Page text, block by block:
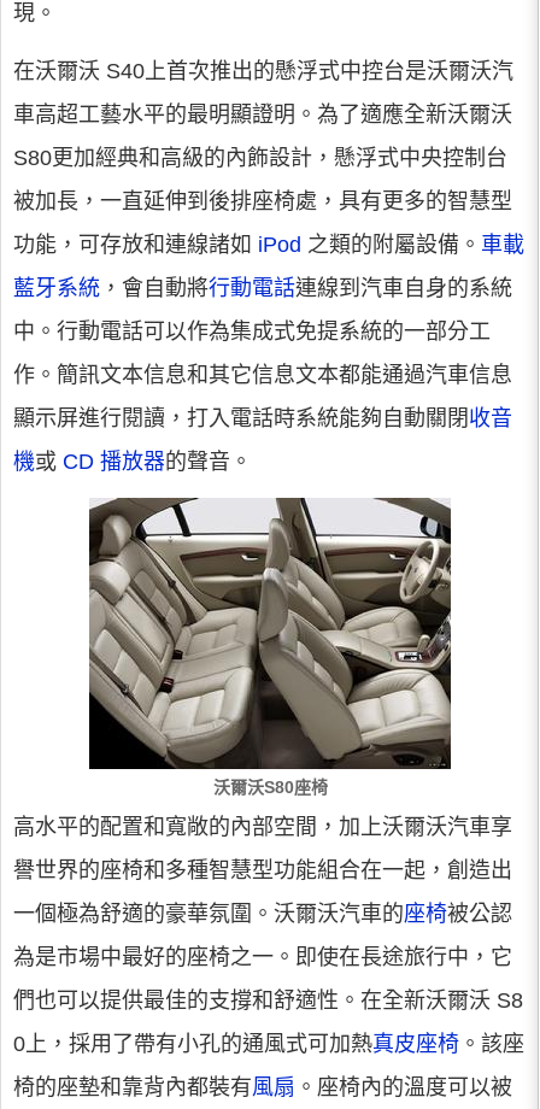
現。
在沃爾沃 S40上首次推出的懸浮式中控台是沃爾沃汽
車高超工藝水平的最明顯證明。為了適應全新沃爾沃
S80更加經典和高級的內飾設計，懸浮式中央控制台
被加長，一直延伸到後排座椅處，具有更多的智慧型
功能，可存放和連線諸如 iPod 之類的附屬設備。 車載
藍牙系統 ，會自動將行動電話連線到汽車自身的系統
中。行動電話可以作為集成式免提系統的一部分工
作。簡訊文本信息和其它信息文本都能通過汽車信息
顯示屏進行閱讀，打入電話時系統能夠自動關閉 收音
機或 CD 播放器的聲音。
沃爾沃S80座椅
高水平的配置和寬敞的內部空間，加上沃爾沃汽車享
譽世界的座椅和多種智慧型功能組合在一起，創造出
一個極為舒適的豪華氛圍。沃爾沃汽車的座椅被公認
為是市場中最好的座椅之一。即使在長途旅行中，它
們也可以提供最佳的支撐和舒適性。在全新沃爾沃 S8
0上，採用了帶有小孔的通風式可加熱真皮座椅 。該座
椅的座墊和靠背內都裝有風扇 。座椅內的溫度可以被